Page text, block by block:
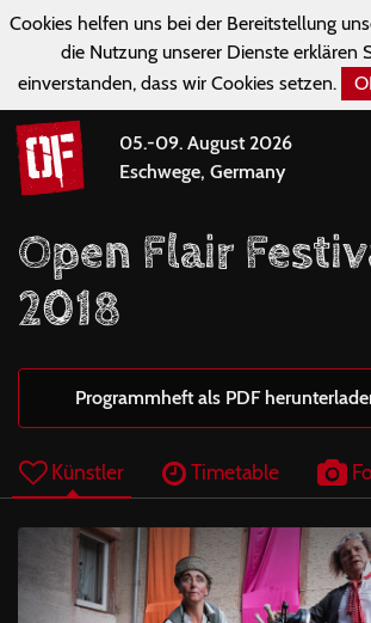
Cookies helfen uns bei der Bereitstellung
die Nutzung unserer Dienste erklären
einverstanden, dass wir Cookies setzen.
05.-09. August 2026
Eschwege, Germany
Open Flair
2018
Programmheft als PDF
Künstler Timetable